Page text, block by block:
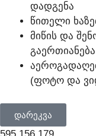
ᲓᲐᲓᲒᲔᲜᲐ
ᲬᲘᲗᲔᲚᲘ
ᲛᲘᲬᲘᲡ ᲓᲐ
ᲒᲐᲔᲠᲗᲘᲐᲜᲔᲑᲐ
(ᲤᲝᲢᲝ ᲓᲐ
ᲓᲐᲠᲔᲙᲕᲐ